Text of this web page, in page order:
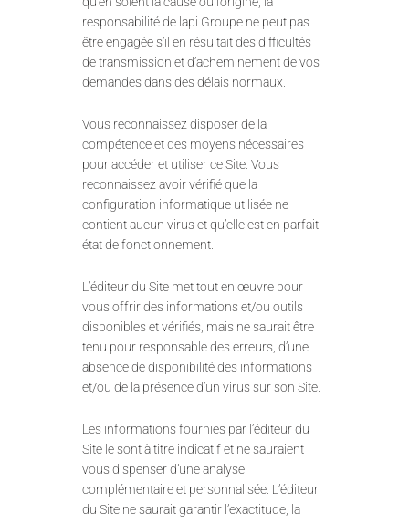
responsabilité de lapi Groupe ne peut pas
être engagée s’il en résultait des difficultés
de transmission et d’acheminement de vos
demandes dans des délais normaux.
Vous reconnaissez disposer de la
compétence et des moyens nécessaires
pour accéder et utiliser ce Site. Vous
reconnaissez avoir vérifié que la
configuration informatique utilisée ne
contient aucun virus et qu’elle est en parfait
état de fonctionnement.
L’éditeur du Site met tout en œuvre pour
vous offrir des informations et/ou outils
disponibles et vérifiés, mais ne saurait être
tenu pour responsable des erreurs, d’une
absence de disponibilité des informations
et/ou de la présence d’un virus sur son Site.
Les informations fournies par l’éditeur du
Site le sont à titre indicatif et ne sauraient
vous dispenser d’une analyse
complémentaire et personnalisée. L’éditeur
du Site ne saurait garantir l’exactitude, la